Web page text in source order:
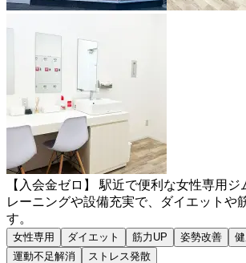
【入会金ゼロ】 駅近で便利な女性専用ジ
レーニングや設備充実で、ダイエットや
す。
女性専用 ダイエット 筋力UP 姿勢改善
運動不足解消
ストレス発散